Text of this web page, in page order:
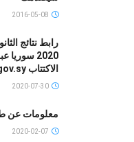
2020
الاكتتاب moed.gov.sy
معلومات عن